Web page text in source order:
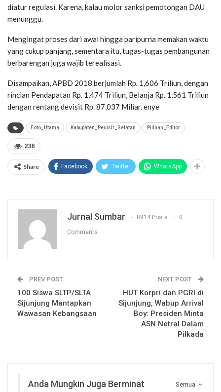
diatur regulasi. Karena, kalau molor sanksi pemotongan DAU
menunggu.
Mengingat proses dari awal hingga paripurna memakan waktu
yang cukup panjang, sementara itu, tugas-tugas pembangunan
berbarengan juga wajib terealisasi.
Disampaikan, APBD 2018 berjumlah Rp. 1,606 Triliun, dengan
rincian Pendapatan Rp. 1,474 Triliun, Belanja Rp. 1,561 Triliun
dengan rentang devisit Rp. 87,037 Miliar. enye
Foto_Utama Kabupaten_Pesisir_Selatan Pilihan_Editor
236
Share Facebook Twitter WhatsApp
Jurnal Sumbar 8914 Posts 0
Comments
PREV POST
100 Siswa SLTP/SLTA
Sijunjung Mantapkan
Wawasan Kebangsaan
NEXT POST
HUT Korpri dan PGRI di
Sijunjung, Wabup Arrival
Boy: Presiden Minta
ASN Netral Dalam
Pilkada
Semua
Anda Mungkin Juga Berminat